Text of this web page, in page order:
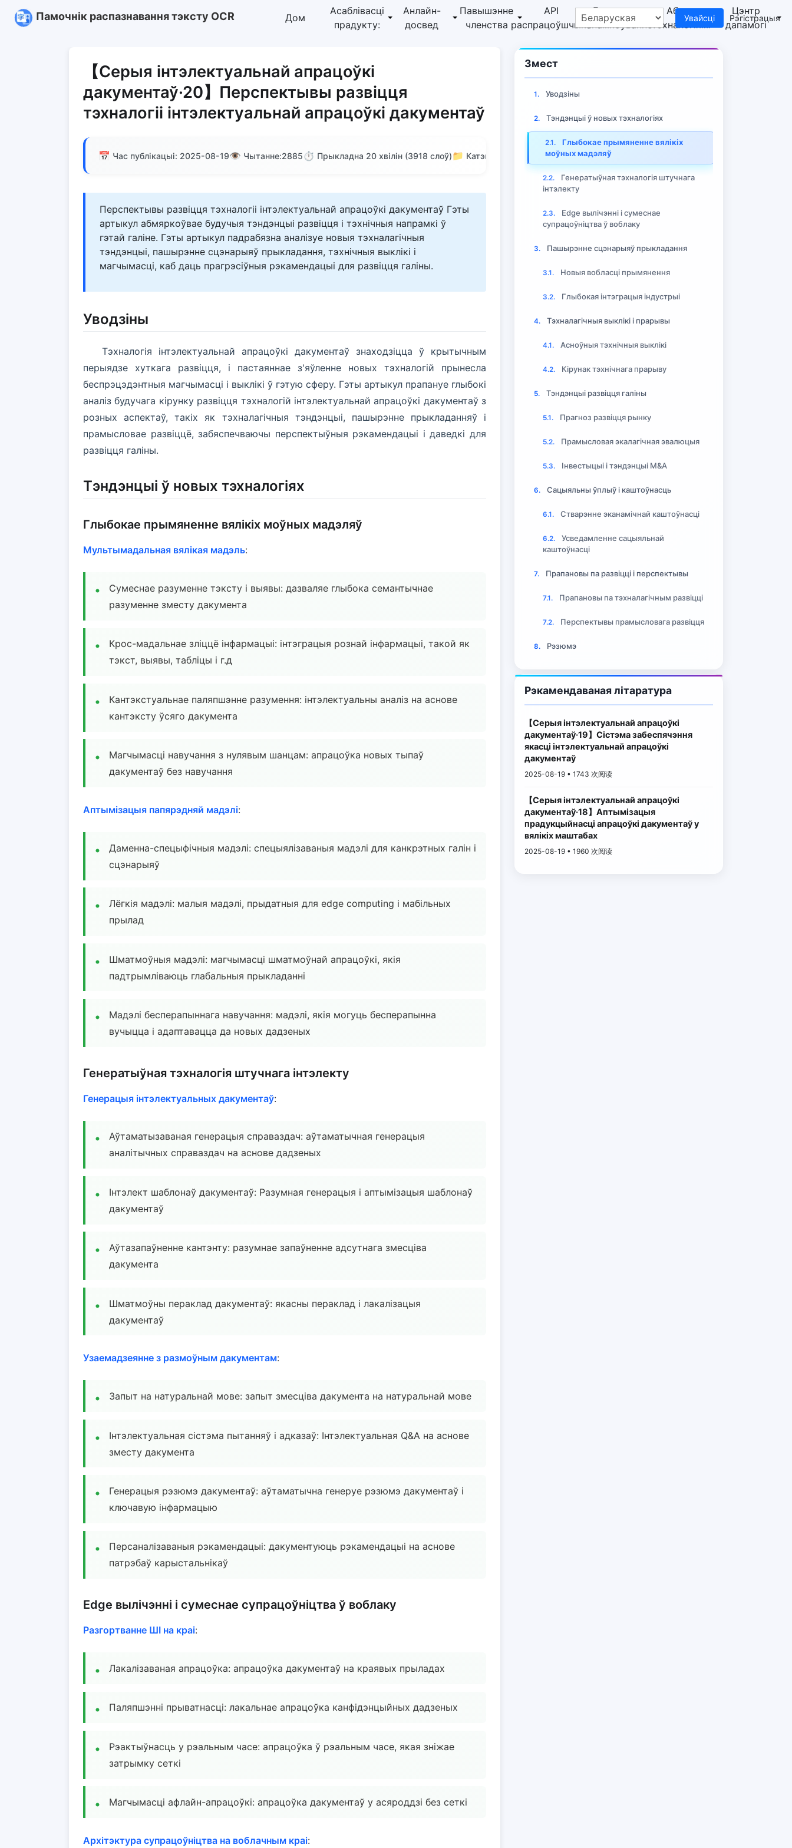
Памочнік распазнавання тэксту OCR Дом
Асаблівасці
прадукту:
Анлайн-
досвед
Павышэнне
членства
API
распрацоўшчыка
Бясплатнае
спампоўванне
Абмен
тэхналогіямі
Цэнтр
дапамогі
Увайсці Рэгістрацыя
【Серыя інтэлектуальнай апрацоўкі
дакументаў·20】Перспектывы развіцця
тэхналогіі інтэлектуальнай апрацоўкі дакументаў
📅 Час публікацыі: 2025-08-19👁️ Чытанне:2885⏱️ Прыкладна 20 хвілін (3918 слоў)📁 Катэгорыя: Пашыраныя кіраўніцтва
Перспектывы развіцця тэхналогіі інтэлектуальнай апрацоўкі дакументаў Гэты
артыкул абмяркоўвае будучыя тэндэнцыі развіцця і тэхнічныя напрамкі ў
гэтай галіне. Гэты артыкул падрабязна аналізуе новыя тэхналагічныя
тэндэнцыі, пашырэнне сцэнарыяў прыкладання, тэхнічныя выклікі і
магчымасці, каб даць прагрэсіўныя рэкамендацыі для развіцця галіны.
Уводзіны
Тэхналогія інтэлектуальнай апрацоўкі дакументаў знаходзіцца ў крытычным
перыядзе хуткага развіцця, і пастаяннае з'яўленне новых тэхналогій прынесла
беспрэцэдэнтныя магчымасці і выклікі ў гэтую сферу. Гэты артыкул прапануе глыбокі
аналіз будучага кірунку развіцця тэхналогій інтэлектуальнай апрацоўкі дакументаў з
розных аспектаў, такіх як тэхналагічныя тэндэнцыі, пашырэнне прыкладанняў і
прамысловае развіццё, забяспечваючы перспектыўныя рэкамендацыі і даведкі для
развіцця галіны.
Тэндэнцыі ў новых тэхналогіях
Глыбокае прымяненне вялікіх моўных мадэляў
Мультымадальная вялікая мадэль:
Сумеснае разуменне тэксту і выявы: дазваляе глыбока семантычнае
разуменне зместу дакумента
Крос-мадальнае зліццё інфармацыі: інтэграцыя рознай інфармацыі, такой як
тэкст, выявы, табліцы і г.д
Кантэкстуальнае паляпшэнне разумення: інтэлектуальны аналіз на аснове
кантэксту ўсяго дакумента
Магчымасці навучання з нулявым шанцам: апрацоўка новых тыпаў
дакументаў без навучання
Аптымізацыя папярэдняй мадэлі:
Даменна-спецыфічныя мадэлі: спецыялізаваныя мадэлі для канкрэтных галін і
сцэнарыяў
Лёгкія мадэлі: малыя мадэлі, прыдатныя для edge computing і мабільных
прылад
Шматмоўныя мадэлі: магчымасці шматмоўнай апрацоўкі, якія
падтрымліваюць глабальныя прыкладанні
Мадэлі бесперапыннага навучання: мадэлі, якія могуць бесперапынна
вучыцца і адаптавацца да новых дадзеных
Генератыўная тэхналогія штучнага інтэлекту
Генерацыя інтэлектуальных дакументаў:
Аўтаматызаваная генерацыя справаздач: аўтаматычная генерацыя
аналітычных справаздач на аснове дадзеных
Інтэлект шаблонаў дакументаў: Разумная генерацыя і аптымізацыя шаблонаў
дакументаў
Аўтазапаўненне кантэнту: разумнае запаўненне адсутнага змесціва
дакумента
Шматмоўны пераклад дакументаў: якасны пераклад і лакалізацыя
дакументаў
Узаемадзеянне з размоўным дакументам:
Запыт на натуральнай мове: запыт змесціва дакумента на натуральнай мове
Інтэлектуальная сістэма пытанняў і адказаў: Інтэлектуальная Q&A на аснове
зместу дакумента
Генерацыя рэзюмэ дакументаў: аўтаматычна генеруе рэзюмэ дакументаў і
ключавую інфармацыю
Персаналізаваныя рэкамендацыі: дакументуюць рэкамендацыі на аснове
патрэбаў карыстальнікаў
Edge вылічэнні і сумеснае супрацоўніцтва ў воблаку
Разгортванне ШІ на краі:
Лакалізаваная апрацоўка: апрацоўка дакументаў на краявых прыладах
Паляпшэнні прыватнасці: лакальнае апрацоўка канфідэнцыйных дадзеных
Рэактыўнасць у рэальным часе: апрацоўка ў рэальным часе, якая зніжае
затрымку сеткі
Магчымасці афлайн-апрацоўкі: апрацоўка дакументаў у асяроддзі без сеткі
Архітэктура супрацоўніцтва на воблачным краі:
Змест
1. Уводзіны
2. Тэндэнцыі ў новых тэхналогіях
2.1.
Глыбокае прымяненне вялікіх
моўных мадэляў
2.2.
Генератыўная тэхналогія штучнага
інтэлекту
2.3.
Edge вылічэнні і сумеснае
супрацоўніцтва ў воблаку
3. Пашырэнне сцэнарыяў прыкладання
3.1. Новыя вобласці прымянення
3.2. Глыбокая інтэграцыя індустрыі
4. Тэхналагічныя выклікі і прарывы
4.1. Асноўныя тэхнічныя выклікі
4.2. Кірунак тэхнічнага прарыву
5. Тэндэнцыі развіцця галіны
5.1. Прагноз развіцця рынку
5.2. Прамысловая экалагічная эвалюцыя
5.3. Інвестыцыі і тэндэнцыі M&A
6. Сацыяльны ўплыў і каштоўнасць
6.1. Стварэнне эканамічнай каштоўнасці
6.2.
Усведамленне сацыяльнай
каштоўнасці
7. Прапановы па развіцці і перспектывы
7.1. Прапановы па тэхналагічным развіцці
7.2. Перспектывы прамысловага развіцця
8. Рэзюмэ
Рэкамендаваная літаратура
【Серыя інтэлектуальнай апрацоўкі
дакументаў·19】Сістэма забеспячэння
якасці інтэлектуальнай апрацоўкі
дакументаў
2025-08-19 • 1743 次阅读
【Серыя інтэлектуальнай апрацоўкі
дакументаў·18】Аптымізацыя
прадукцыйнасці апрацоўкі дакументаў у
вялікіх маштабах
2025-08-19 • 1960 次阅读